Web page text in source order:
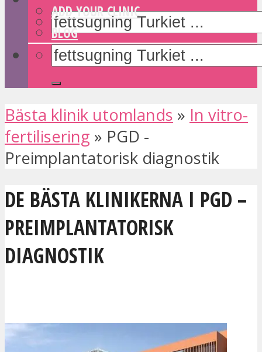
ADD YOUR CLINIC
BLOG
Bästa klinik utomlands » In vitro-
fertilisering » PGD -
Preimplantatorisk diagnostik
DE BÄSTA KLINIKERNA I PGD –
PREIMPLANTATORISK
DIAGNOSTIK